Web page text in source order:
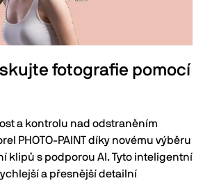
fotografie pomocí
a kontrolu nad odstraněním
PHOTO-PAINT díky novému výběru
klipů s podporou AI. Tyto inteligentní
a přesnější detailní